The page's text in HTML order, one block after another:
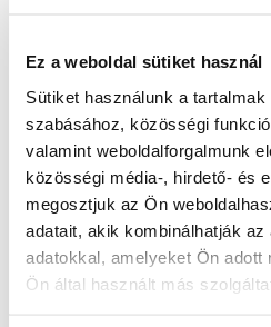
Ez a weboldal sütiket használ
Sütiket használunk a
szabásához, közösségi
valamint weboldalforgalmunk
közösségi média-, hirdető- és
megosztjuk az Ön
adatait, akik kombinálhatják
adatokkal, amelyeket Ön adott
Ön által használt más
NIVEL SYSTEM
LP36EX
42 970 Ft
33 840 Ft ÁFA nélkül
Szállításra kész